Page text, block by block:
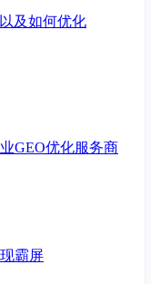
及如何优化
GEO优化服务商
霸屏